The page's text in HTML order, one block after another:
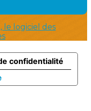
le logiciel des
confidentialité